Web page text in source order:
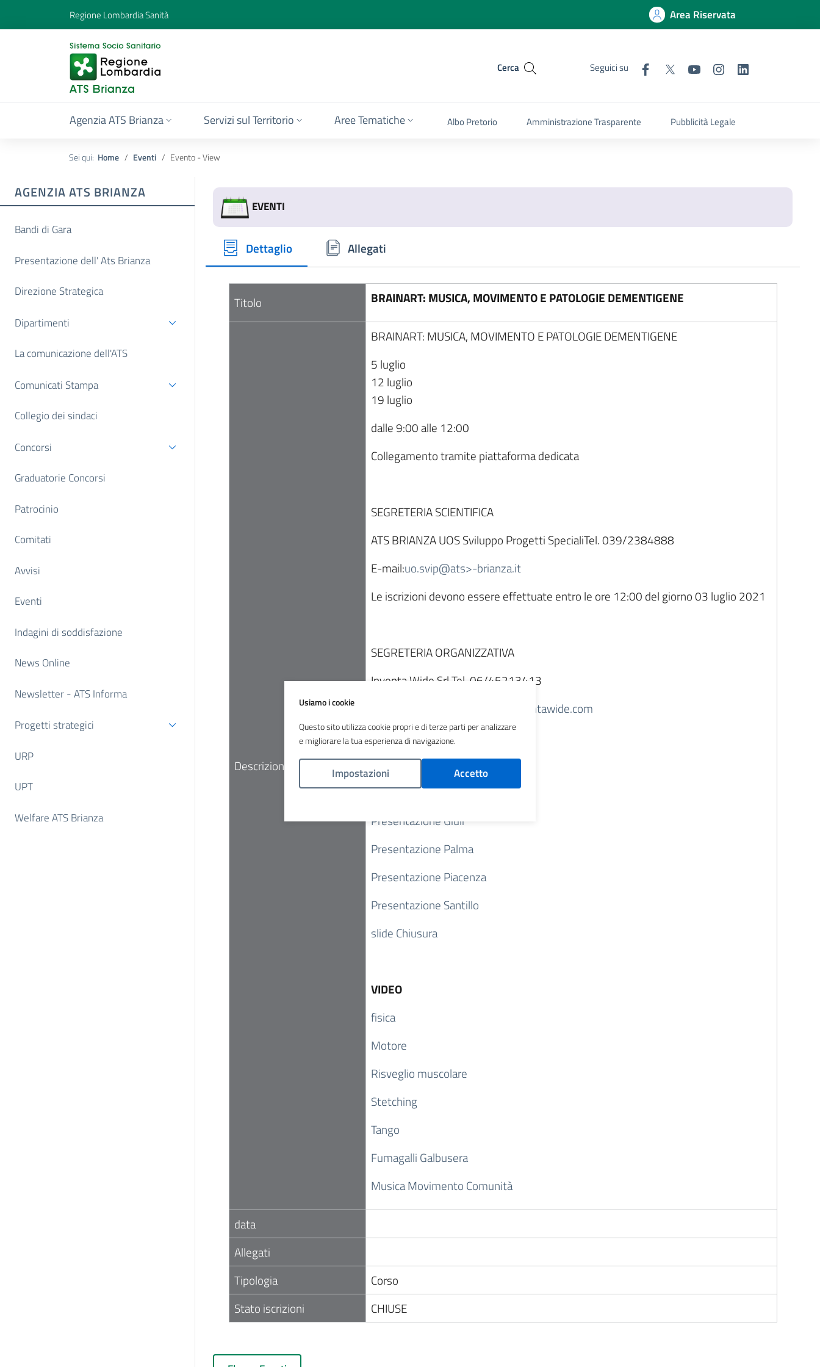
Regione Lombardia Sanità Area Riservata
Cerca Seguici su
Agenzia ATS Brianza Servizi sul Territorio Aree Tematiche Albo Pretorio Amministrazione Trasparente Pubblicità Legale
Sei qui: Home Eventi Evento - View
AGENZIA ATS BRIANZA
Bandi di Gara
Presentazione dell' Ats Brianza
Direzione Strategica
Dipartimenti
La comunicazione dell'ATS
Comunicati Stampa
Collegio dei sindaci
Concorsi
Graduatorie Concorsi
Patrocinio
Comitati
Avvisi
Eventi
Indagini di soddisfazione
News Online
Newsletter - ATS Informa
Progetti strategici
URP
UPT
Welfare ATS Brianza
EVENTI
Dettaglio Allegati
Titolo BRAINART: MUSICA, MOVIMENTO E PATOLOGIE DEMENTIGENE
Descrizione
BRAINART: MUSICA, MOVIMENTO E PATOLOGIE DEMENTIGENE
5 luglio
12 luglio
19 luglio
dalle 9:00 alle 12:00
Collegamento tramite piattaforma dedicata
SEGRETERIA SCIENTIFICA
ATS BRIANZA UOS Sviluppo Progetti SpecialiTel. 039/2384888
E-mail:uo.svip@ats>-brianza.it
Le iscrizioni devono essere effettuate entro le ore 12:00 del giorno 03 luglio 2021
SEGRETERIA ORGANIZZATIVA
Inventa Wide Srl Tel. 06/45213413
atsbrianza_brainart@inventawide.com
Presentazione Paola Basilico
Presentazione Angelo Alibrandi
Presentazione Giuli
Presentazione Palma
Presentazione Piacenza
Presentazione Santillo
slide Chiusura
VIDEO
fisica
Motore
Risveglio muscolare
Stetching
Tango
Fumagalli Galbusera
Musica Movimento Comunità
data
Allegati
Tipologia
Corso
Stato iscrizioni
CHIUSE
Usiamo i cookie
Questo sito utilizza cookie propri e di terze parti per analizzare
e migliorare la tua esperienza di navigazione.
Impostazioni Accetto